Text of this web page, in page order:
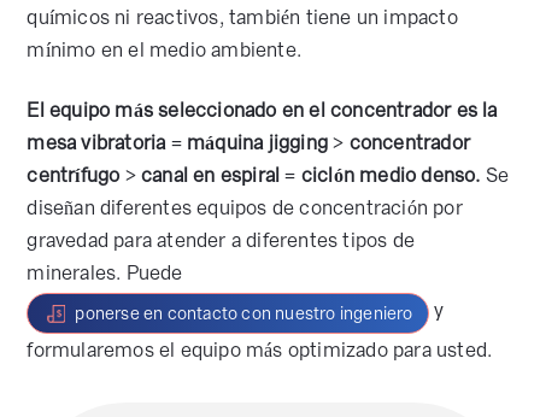
químicos ni reactivos, también tiene un impacto
mínimo en el medio ambiente.
El equipo más seleccionado en el concentrador es la
mesa vibratoria = máquina jigging > concentrador
centrífugo > canal en espiral = ciclón medio denso. Se
diseñan diferentes equipos de concentración por
gravedad para atender a diferentes tipos de
minerales. Puede
ponerse en contacto con nuestro ingeniero
y
formularemos el equipo más optimizado para usted.